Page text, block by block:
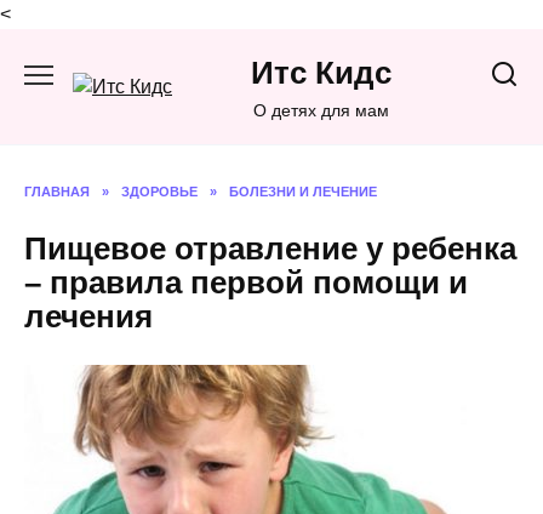
<
содержанию
Итс Кидс
О детях для мам
ГЛАВНАЯ » ЗДОРОВЬЕ » БОЛЕЗНИ И ЛЕЧЕНИЕ
Пищевое отравление у ребенка
– правила первой помощи и
лечения